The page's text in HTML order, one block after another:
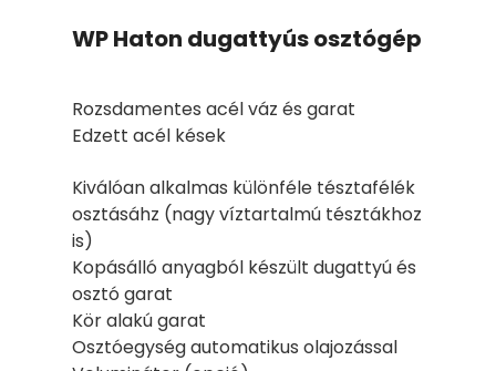
WP Haton dugattyús osztógép
Rozsdamentes acél váz és garat
Edzett acél kések
Kiválóan alkalmas különféle tésztafélék
osztásáhz (nagy víztartalmú tésztákhoz
is)
Kopásálló anyagból készült dugattyú és
osztó garat
Kör alakú garat
Osztóegység automatikus olajozással